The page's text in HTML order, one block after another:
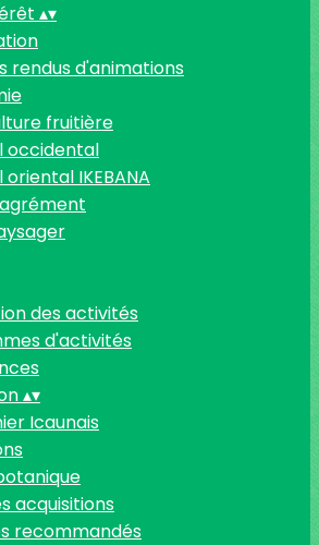
▴▾
rendus d'animations
fruitière
occidental
IKEBANA
des activités
d'activités
▴▾
Icaunais
acquisitions
recommandés